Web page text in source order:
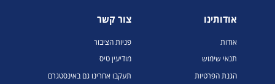
אודותינו
אודות
תנאי שימוש
הגנת הפרטיות
צור קשר
פניות הציבור
מודיעין טיס
תעקבו אחרינו גם באינסטגרם